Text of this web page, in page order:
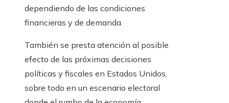
dependiendo de las condiciones
financieras y de demanda.
También se presta atención al posible
efecto de las próximas decisiones
políticas y fiscales en Estados Unidos,
sobre todo en un escenario electoral